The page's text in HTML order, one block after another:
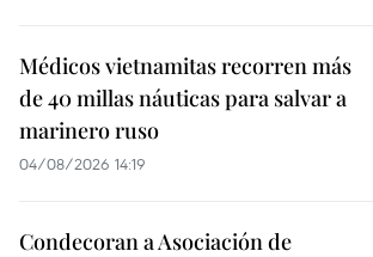
Médicos vietnamitas recorren más
de 40 millas náuticas para salvar a
marinero ruso
04/08/2026 14:19
Condecoran a Asociación de